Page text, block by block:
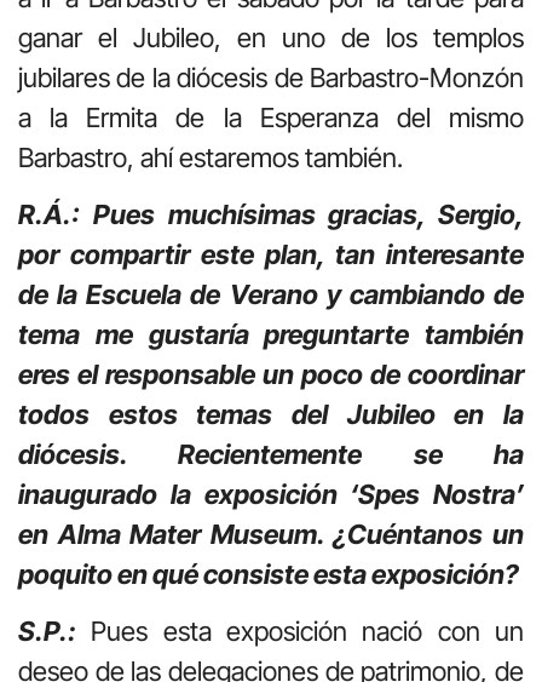
ganar el Jubileo, en uno de los templos
jubilares de la diócesis de Barbastro-Monzón
a la Ermita de la Esperanza del mismo
Barbastro, ahí estaremos también.
R.Á.: Pues muchísimas gracias, Sergio,
por compartir este plan, tan interesante
de la Escuela de Verano y cambiando de
tema me gustaría preguntarte también
eres el responsable un poco de coordinar
todos estos temas del Jubileo en la
diócesis. Recientemente se ha
inaugurado la exposición ‘Spes Nostra’
en Alma Mater Museum. ¿Cuéntanos un
poquito en qué consiste esta exposición?
S.P.: Pues esta exposición nació con un
deseo de las delegaciones de patrimonio, de